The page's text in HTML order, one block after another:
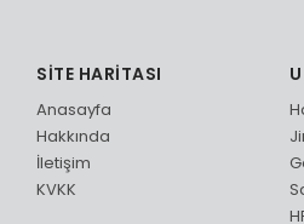
SİTE HARİTASI
Anasayfa
Hakkında
İletişim
KVKK